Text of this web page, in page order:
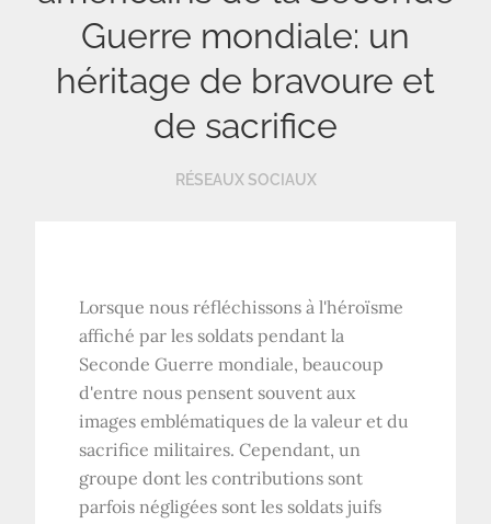
Guerre mondiale: un
héritage de bravoure et
de sacrifice
RÉSEAUX SOCIAUX
Lorsque nous réfléchissons à l'héroïsme
affiché par les soldats pendant la
Seconde Guerre mondiale, beaucoup
d'entre nous pensent souvent aux
images emblématiques de la valeur et du
sacrifice militaires. Cependant, un
groupe dont les contributions sont
parfois négligées sont les soldats juifs